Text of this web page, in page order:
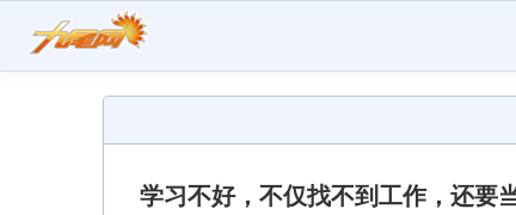
学习不好，不仅找不到工作，还要